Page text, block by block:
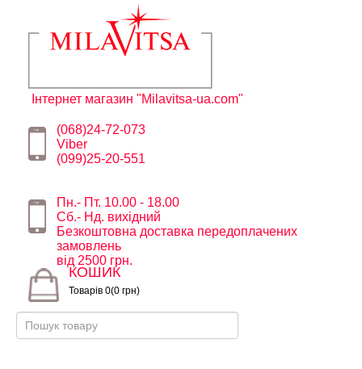
Інтернет магазин "Milavitsa-ua.com"
(068)24-72-073
Viber
(099)25-20-551
Пн.- Пт. 10.00 - 18.00
Сб.- Нд. вихідний
Безкоштовна доставка передоплачених
замовлень
від 2500 грн.
КОШИК
Товарів 0(0 грн)